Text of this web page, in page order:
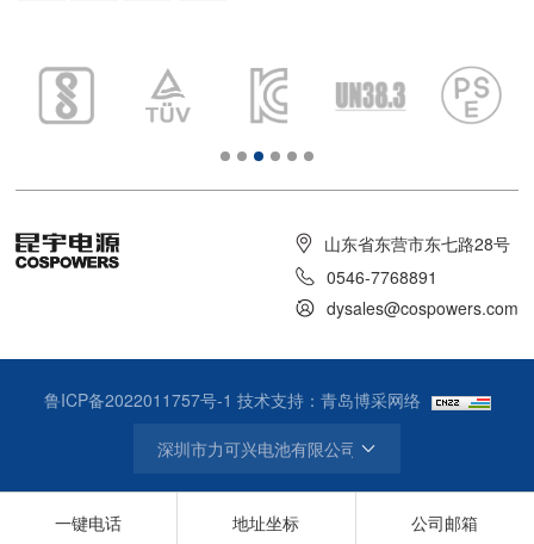
山东省东营市东七路28号
0546-7768891
dysales@cospowers.com
鲁ICP备2022011757号-1 技术支持：青岛博采网络
一键电话 地址坐标 公司邮箱